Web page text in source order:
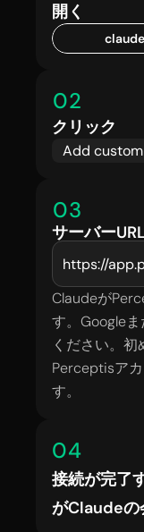
開く
02
クリック
Add
03
サーバー
https://
Claudeが
す。Google
ください。
Perceptisア
す。
04
接続が完了
がClaudeの